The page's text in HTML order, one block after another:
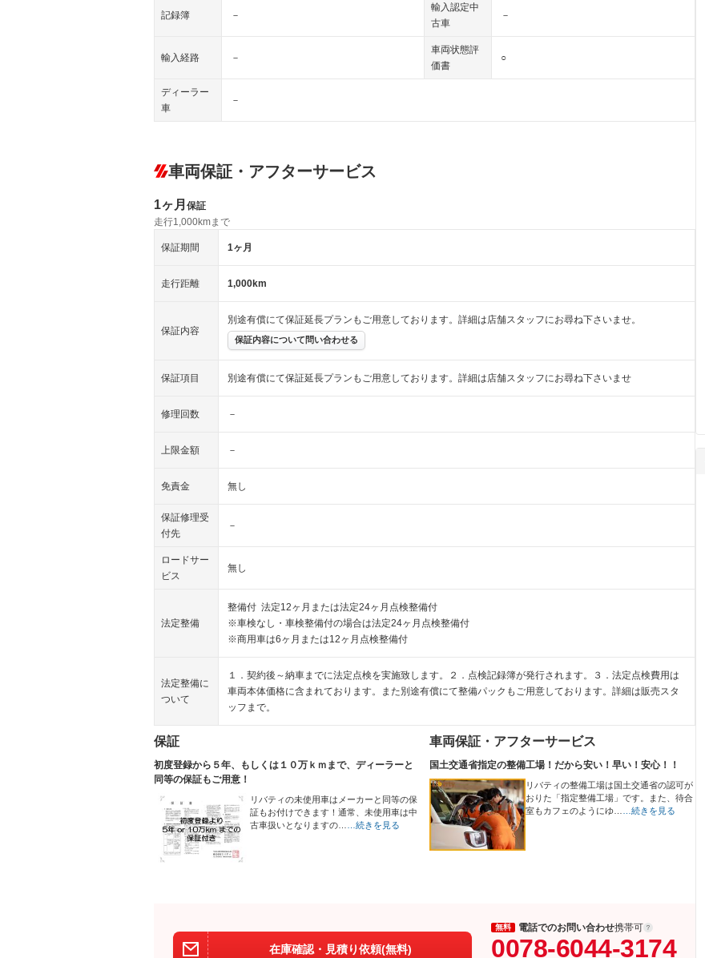
記録簿 －
輸入認定中
古車
－
輸入経路 －
車両状態評
価書
○
ディーラー
車
－
車両保証・アフターサービス
1ヶ月 保証
走行1,000kmまで
保証期間 1ヶ月
走行距離 1,000km
保証内容
別途有償にて保証延長プランもご用意しております。詳細は店舗スタッフにお尋ね下さいませ。
保証内容について問い合わせる
保証項目 別途有償にて保証延長プランもご用意しております。詳細は店舗スタッフにお尋ね下さいませ
修理回数 －
上限金額 －
免責金 無し
保証修理受
付先
－
ロードサー
ビス
無し
法定整備
整備付 法定12ヶ月または法定24ヶ月点検整備付
※車検なし・車検整備付の場合は法定24ヶ月点検整備付
※商用車は6ヶ月または12ヶ月点検整備付
法定整備に
ついて
１．契約後～納車までに法定点検を実施致します。２．点検記録簿が発行されます。３．法定点検費用は
車両本体価格に含まれております。また別途有償にて整備パックもご用意しております。詳細は販売スタ
ッフまで。
保証
初度登録から５年、もしくは１０万ｋｍまで、ディーラーと
同等の保証もご用意！
リバティの未使用車はメーカーと同等の保
証もお付けできます！通常、未使用車は中
古車扱いとなりますの…
…続きを見る
車両保証・アフターサービス
国土交通省指定の整備工場！だから安い！早い！安心！！
リバティの整備工場は国土交通省の認可が
おりた「指定整備工場」です。また、待合
室もカフェのようにゆ…
…続きを見る
在庫確認・見積り依頼(無料)
無料 電話でのお問い合わせ携帯可
0078-6044-3174